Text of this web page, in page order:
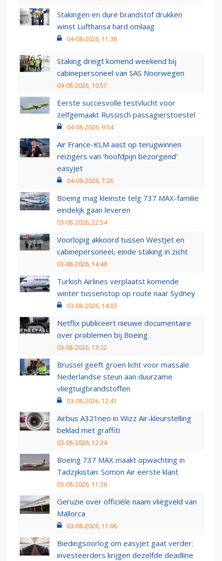
Stakingen en dure brandstof drukken
winst Lufthansa hard omlaag
04-08-2026, 11:38
Staking dreigt komend weekend bij
cabinepersoneel van SAS Noorwegen
04-08-2026, 10:57
Eerste succesvolle testvlucht voor
zelfgemaakt Russisch passagierstoestel
04-08-2026, 9:54
Air France-KLM aast op terugwinnen
reizigers van ‘hoofdpijn bezorgend’
easyJet
04-08-2026, 7:26
Boeing mag kleinste telg 737 MAX-familie
eindelijk gaan leveren
03-08-2026, 22:54
Voorlopig akkoord tussen WestJet en
cabinepersoneel, einde staking in zicht
03-08-2026, 14:40
Turkish Airlines verplaatst komende
winter tussenstop op route naar Sydney
03-08-2026, 14:03
Netflix publiceert nieuwe documentaire
over problemen bij Boeing
03-08-2026, 13:22
Brussel geeft groen licht voor massale
Nederlandse steun aan duurzame
vliegtuigbrandstoffen
03-08-2026, 12:41
Airbus A321neo in Wizz Air-kleurstelling
beklad met graffiti
03-08-2026, 12:34
Boeing 737 MAX maakt opwachting in
Tadzjikistan: Somon Air eerste klant
03-08-2026, 11:26
Geruzie over officiële naam vliegveld van
Mallorca
03-08-2026, 11:06
Biedingsoorlog om easyJet gaat verder:
investeerders krijgen dezelfde deadline